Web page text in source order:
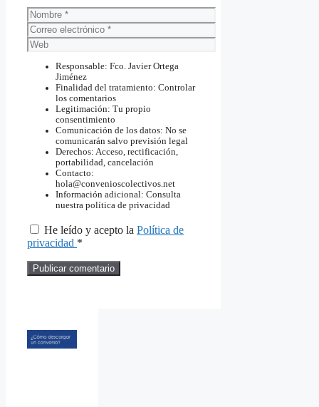
Nombre
Correo
electrónico
Web
Responsable: Fco. Javier Ortega
Jiménez
Finalidad del tratamiento: Controlar
los comentarios
Legitimación: Tu propio
consentimiento
Comunicación de los datos: No se
comunicarán salvo previsión legal
Derechos: Acceso, rectificación,
portabilidad, cancelación
Contacto:
hola@convenioscolectivos.net
Información adicional: Consulta
nuestra política de privacidad
He leído y acepto la Política de
privacidad *